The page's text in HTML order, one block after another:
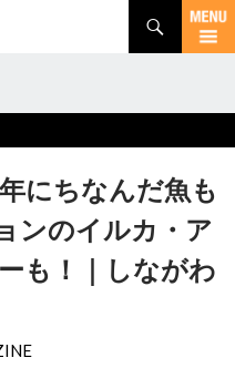
にちなんだ魚も
ンのイルカ・ア
も！｜しながわ